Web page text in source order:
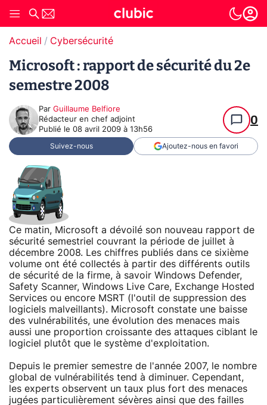
Accueil Cybersécurité
Microsoft : rapport de sécurité du 2e
semestre 2008
Par Guillaume Belfiore
Rédacteur en chef adjoint
Publié le 08 avril 2009 à 13h56
0
Suivez-nous Ajoutez-nous en favori
Ce matin, Microsoft a dévoilé son nouveau rapport de
sécurité semestriel couvrant la période de juillet à
décembre 2008. Les chiffres publiés dans ce sixième
volume ont été collectés à partir des différents outils
de sécurité de la firme, à savoir Windows Defender,
Safety Scanner, Windows Live Care, Exchange Hosted
Services ou encore MSRT (l'outil de suppression des
logiciels malveillants). Microsoft constate une baisse
des vulnérabilités, une évolution des menaces mais
aussi une proportion croissante des attaques ciblant le
logiciel plutôt que le système d'exploitation.
Depuis le premier semestre de l'année 2007, le nombre
global de vulnérabilités tend à diminuer. Cependant,
les experts observent un taux plus fort des menaces
jugées particulièrement sévères ainsi que des failles